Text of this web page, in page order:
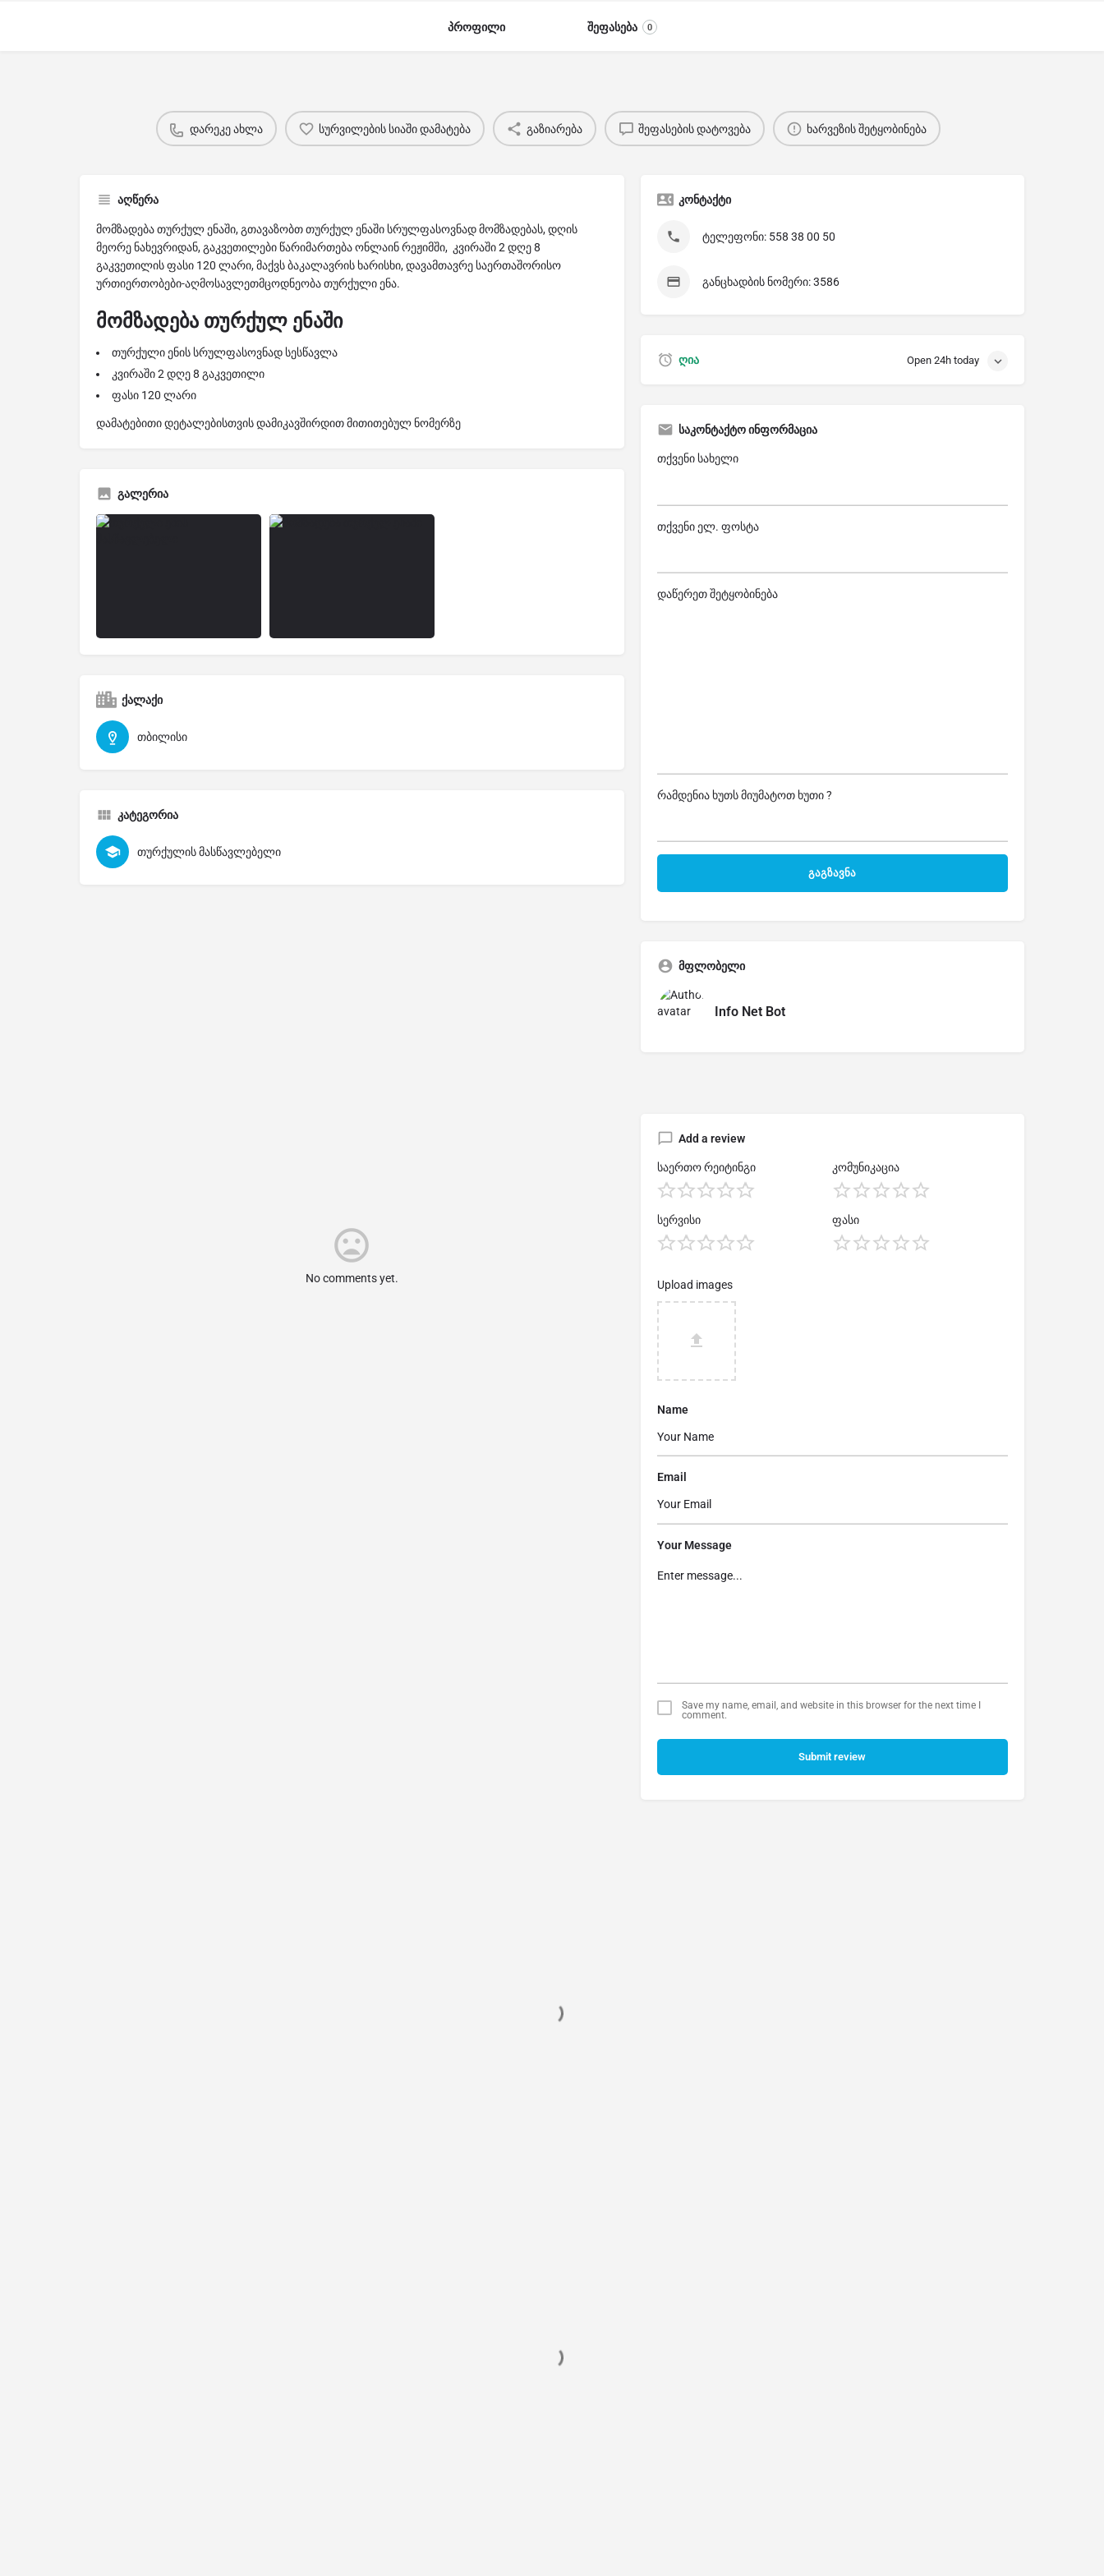
პროფილი შეფასება 0
დარეკე ახლა სურვილების სიაში დამატება გაზიარება შეფასების დატოვება ხარვეზის შეტყობინება
აღწერა
მომზადება თურქულ ენაში, გთავაზობთ თურქულ ენაში სრულფასოვნად მომზადებას, დღის
მეორე ნახევრიდან, გაკვეთილები წარიმართება ონლაინ რეჟიმში, კვირაში 2 დღე 8
გაკვეთილის ფასი 120 ლარი, მაქვს ბაკალავრის ხარისხი, დავამთავრე საერთაშორისო
ურთიერთობები-აღმოსავლეთმცოდნეობა თურქული ენა.
მომზადება თურქულ ენაში
თურქული ენის სრულფასოვნად სესწავლა
კვირაში 2 დღე 8 გაკვეთილი
ფასი 120 ლარი
დამატებითი დეტალებისთვის დამიკავშირდით მითითებულ ნომერზე
გალერია
ქალაქი
თბილისი
კატეგორია
თურქულის მასწავლებელი
კონტაქტი
ტელეფონი: 558 38 00 50
განცხადბის ნომერი: 3586
ღია Open 24h today
საკონტაქტო ინფორმაცია
თქვენი სახელი
თქვენი ელ. ფოსტა
დაწერეთ შეტყობინება
რამდენია ხუთს მიუმატოთ ხუთი ?
მფლობელი
Info Net Bot
No comments yet.
Add a review
საერთო რეიტინგი კომუნიკაცია
სერვისი ფასი
Upload images
Name
Email
Your Message
Save my name, email, and website in this browser for the next time I
comment.
Submit review